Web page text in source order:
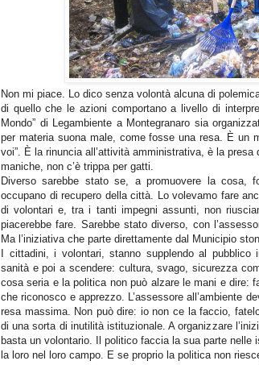
Non mi piace. Lo dico senza volontà alcuna di
di quello che le azioni comportano a livello di
Mondo” di Legambiente a Montegranaro sia
per materia suona male, come fosse una resa. È un
voi”. È la rinuncia all’attività amministrativa, è la
maniche, non c’è trippa per gatti.
Diverso sarebbe stato se, a promuovere la cosa,
occupano di recupero della città. Lo volevamo fare
di volontari e, tra i tanti impegni assunti, non
piacerebbe fare. Sarebbe stato diverso, con
Ma l’iniziativa che parte direttamente dal Municipio
I cittadini, i volontari, stanno supplendo al
sanità e poi a scendere: cultura, svago, sicurezza
cosa seria e la politica non può alzare le mani e dire:
che riconosco e apprezzo. L’assessore all’ambiente
resa massima. Non può dire: io non ce la faccio,
di una sorta di inutilità istituzionale. A organizzare
basta un volontario. Il politico faccia la sua parte nelle
la loro nel loro campo. E se proprio la politica non